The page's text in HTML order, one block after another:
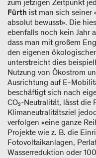
zum jetzigen Zeitpunkt
Fürth ist man sich seiner
absolut bewusst». Die
ebenfalls noch kein Jahr
dass man mit großem
den eigenen
unterstreicht dies
Nutzung von Ökostrom
Ausrichtung auf E-
beschäftigt sich nach
CO₂-Neutralität, lässt die
Klimaneutralitätsziel
verfolgen «eine ganze
Projekte wie z. B. die
Fotovoltaikanlagen,
Wasserreduktion oder